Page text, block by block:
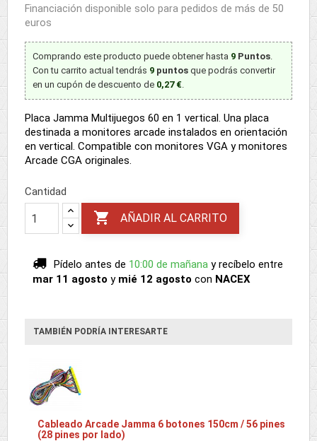
Financiación disponible solo para pedidos de más de 50
euros
Comprando este producto puede obtener hasta 9 Puntos.
Con tu carrito actual tendrás 9 puntos que podrás convertir
en un cupón de descuento de 0,27 €.
Placa Jamma Multijuegos 60 en 1 vertical. Una placa
destinada a monitores arcade instalados en orientación
en vertical. Compatible con monitores VGA y monitores
Arcade CGA originales.
Cantidad
 AÑADIR AL CARRITO
Pídelo antes de 10:00 de mañana y recíbelo entre
mar 11 agosto y mié 12 agosto con NACEX
TAMBIÉN PODRÍA INTERESARTE
Cableado Arcade Jamma 6 botones 150cm / 56 pines
(28 pines por lado)